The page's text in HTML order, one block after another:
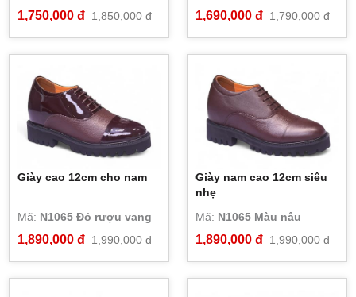
1,750,000 đ 1,850,000 đ 1,690,000 đ 1,790,000 đ
Giày cao 12cm cho nam
Mã: N1065 Đỏ rượu vang
1,890,000 đ 1,990,000 đ
Giày nam cao 12cm siêu
nhẹ
Mã: N1065 Màu nâu
1,890,000 đ 1,990,000 đ